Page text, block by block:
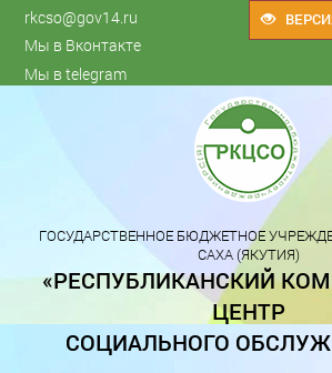
rkcso@gov14.ru
Мы в Вконтакте
Мы в telegram
ГОСУДАРСТВЕННОЕ БЮДЖЕТНОЕ
САХА (ЯКУТИЯ)
«РЕСПУБЛИКАНСКИЙ
ЦЕНТР
СОЦИАЛЬНОГО